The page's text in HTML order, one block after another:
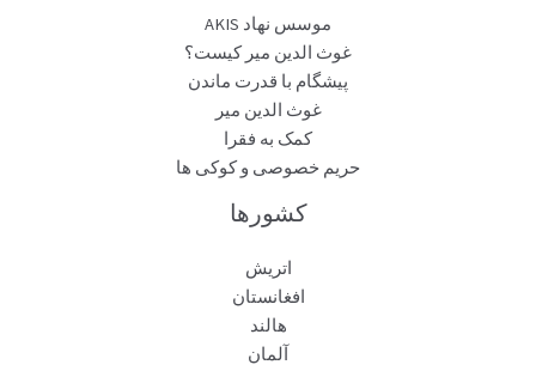
موسس نهاد AKIS
غوث الدین میر کیست؟
پیشگام با قدرت ماندن
غوث الدین میر
کمک به فقرا
حریم خصوصی و کوکی ها
کشورها
اتریش
افغانستان
هالند
آلمان